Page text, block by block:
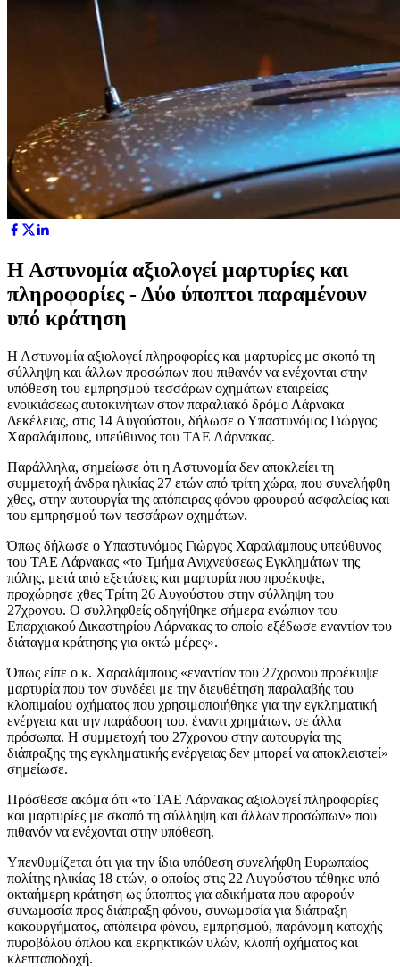
Η Αστυνομία αξιολογεί μαρτυρίες και
πληροφορίες - Δύο ύποπτοι παραμένουν
υπό κράτηση
Η Αστυνομία αξιολογεί πληροφορίες και μαρτυρίες με σκοπό τη
σύλληψη και άλλων προσώπων που πιθανόν να ενέχονται στην
υπόθεση του εμπρησμού τεσσάρων οχημάτων εταιρείας
ενοικιάσεως αυτοκινήτων στον παραλιακό δρόμο Λάρνακα
Δεκέλειας, στις 14 Αυγούστου, δήλωσε ο Υπαστυνόμος Γιώργος
Χαραλάμπους, υπεύθυνος του ΤΑΕ Λάρνακας.
Παράλληλα, σημείωσε ότι η Αστυνομία δεν αποκλείει τη
συμμετοχή άνδρα ηλικίας 27 ετών από τρίτη χώρα, που συνελήφθη
χθες, στην αυτουργία της απόπειρας φόνου φρουρού ασφαλείας και
του εμπρησμού των τεσσάρων οχημάτων.
Όπως δήλωσε ο Υπαστυνόμος Γιώργος Χαραλάμπους υπεύθυνος
του ΤΑΕ Λάρνακας «το Τμήμα Ανιχνεύσεως Εγκλημάτων της
πόλης, μετά από εξετάσεις και μαρτυρία που προέκυψε,
προχώρησε χθες Τρίτη 26 Αυγούστου στην σύλληψη του
27χρονου. Ο συλληφθείς οδηγήθηκε σήμερα ενώπιον του
Επαρχιακού Δικαστηρίου Λάρνακας το οποίο εξέδωσε εναντίον του
διάταγμα κράτησης για οκτώ μέρες».
Όπως είπε ο κ. Χαραλάμπους «εναντίον του 27χρονου προέκυψε
μαρτυρία που τον συνδέει με την διευθέτηση παραλαβής του
κλοπιμαίου οχήματος που χρησιμοποιήθηκε για την εγκληματική
ενέργεια και την παράδοση του, έναντι χρημάτων, σε άλλα
πρόσωπα. Η συμμετοχή του 27χρονου στην αυτουργία της
διάπραξης της εγκληματικής ενέργειας δεν μπορεί να αποκλειστεί»
σημείωσε.
Πρόσθεσε ακόμα ότι «το ΤΑΕ Λάρνακας αξιολογεί πληροφορίες
και μαρτυρίες με σκοπό τη σύλληψη και άλλων προσώπων» που
πιθανόν να ενέχονται στην υπόθεση.
Υπενθυμίζεται ότι για την ίδια υπόθεση συνελήφθη Ευρωπαίος
πολίτης ηλικίας 18 ετών, ο οποίος στις 22 Αυγούστου τέθηκε υπό
οκταήμερη κράτηση ως ύποπτος για αδικήματα που αφορούν
συνωμοσία προς διάπραξη φόνου, συνωμοσία για διάπραξη
κακουργήματος, απόπειρα φόνου, εμπρησμού, παράνομη κατοχής
πυροβόλου όπλου και εκρηκτικών υλών, κλοπή οχήματος και
κλεπταποδοχή.